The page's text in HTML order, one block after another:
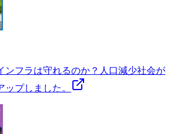
ンフラは守れるのか？人口減少社会が
プしました。